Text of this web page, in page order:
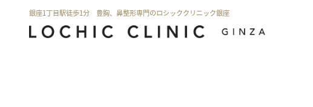
銀座1丁目駅徒歩1分 豊胸、鼻整形専門のロシッククリニック銀座